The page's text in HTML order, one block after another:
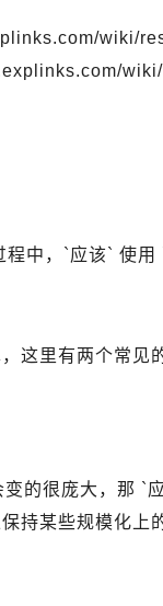
wiki/
中，`应该` 使
这里有两个常见
的很庞大，那 `
持某些规模化上